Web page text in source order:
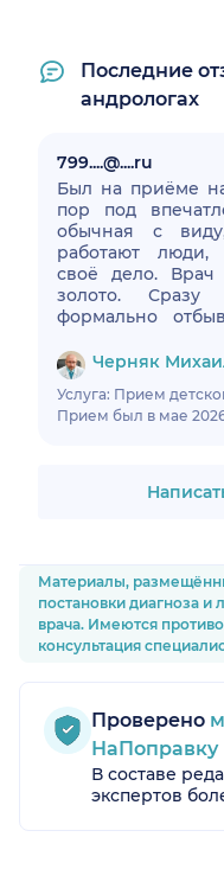
Последние
андрологах
799....@....ru
Был на приёме
пор под
обычная с
работают люди,
своё дело. Врач попался просто
золото.
формально
перебивать не
задавал по делу.
объяснил так,
откуда проблема
поликлиниках
развести на
Просто взял и
чистенький,
оборудование,
хамят. В общем,
Спасибо большое!
Черняк
Услуга: Прием
Прием был в мае
Материалы,
постановки диагноза
врача. Имеются
консультация
Проверено
НаПоправку
В составе
экспертов